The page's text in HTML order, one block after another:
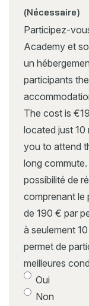
(Nécessaire)
Participez-
Academy et
un hébergement
participants
The cost is
located just 10
you to attend
long
possibilité de
comprenant le
de 190 € par
à seulement
permet de
meilleures
Oui
Non